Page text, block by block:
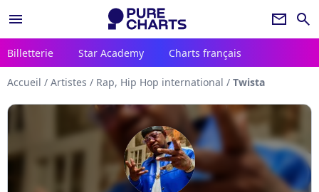
menu newsletter search
Billetterie Star Academy Charts français
Accueil / Artistes / Rap, Hip Hop international / Twista